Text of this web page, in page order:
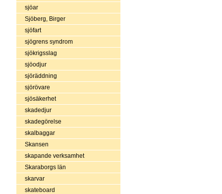
sjöar
Sjöberg, Birger
sjöfart
sjögrens syndrom
sjökrigsslag
sjöodjur
sjöräddning
sjörövare
sjösäkerhet
skadedjur
skadegörelse
skalbaggar
Skansen
skapande verksamhet
Skaraborgs län
skarvar
skateboard